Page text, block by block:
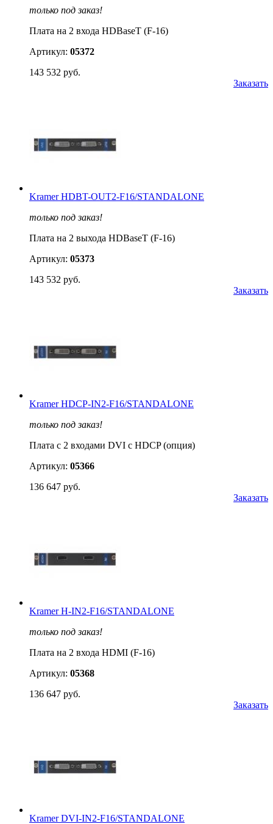
только под заказ!
Плата на 2 входа HDBaseT (F-16)
Артикул: 05372
143 532 руб.
Заказать
Kramer HDBT-OUT2-F16/STANDALONE
только под заказ!
Плата на 2 выхода HDBaseT (F-16)
Артикул: 05373
143 532 руб.
Заказать
Kramer HDCP-IN2-F16/STANDALONE
только под заказ!
Плата c 2 входами DVI с HDCP (опция)
Артикул: 05366
136 647 руб.
Заказать
Kramer H-IN2-F16/STANDALONE
только под заказ!
Плата на 2 входа HDMI (F-16)
Артикул: 05368
136 647 руб.
Заказать
Kramer DVI-IN2-F16/STANDALONE